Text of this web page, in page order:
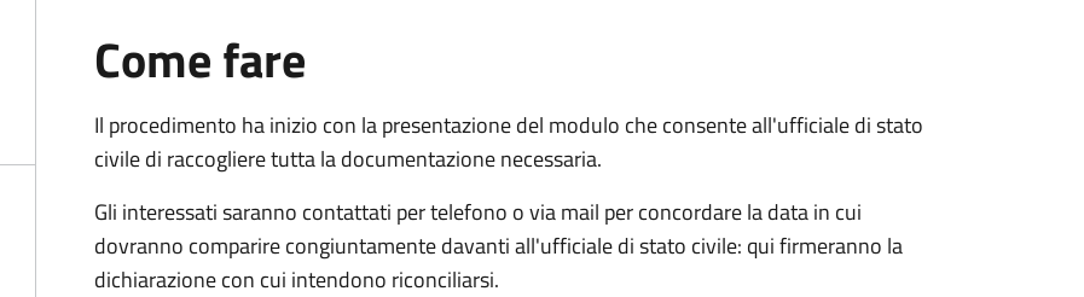
Come fare
Il procedimento ha inizio con la presentazione del modulo che consente all'ufficiale di stato
civile di raccogliere tutta la documentazione necessaria.
Gli interessati saranno contattati per telefono o via mail per concordare la data in cui
dovranno comparire congiuntamente davanti all'ufficiale di stato civile: qui firmeranno la
dichiarazione con cui intendono riconciliarsi.